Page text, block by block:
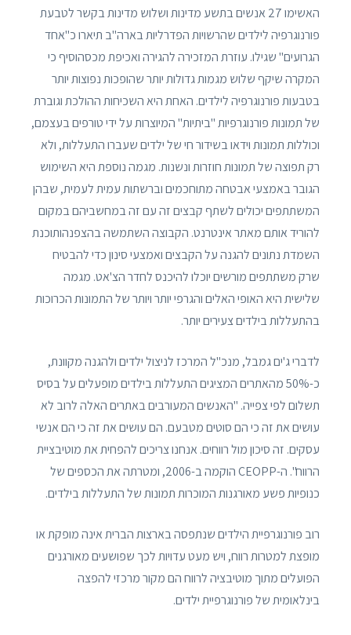
האשימו 27 אנשים בתשע מדינות ושלוש מדינות בקשר לטבעת
פורנוגרפיה לילדים שהרשויות הפדרליות בארה"ב תיארו כ"אחד
הגרועים" שגילו. עוזרת המזכירה להגירה ואכיפת מכסהוסיף כי
המקרה שיקף שלוש מגמות גדולות יותר שהופכות נפוצות יותר
בטבעות פורנוגרפיה לילדים. האחת היא השכיחות ההולכת וגוברת
של תמונות פורנוגרפיות "ביתיות" המיוצרות על ידי טורפים בעצמם,
וכוללות תמונות וידאו בשידור חי של ילדים שעברו התעללות, ולא
רק תפוצה של תמונות חוזרות ונשנות. מגמה נוספת היא השימוש
הגובר באמצעי אבטחה מתוחכמים וברשתות עמית לעמית, שבהן
המשתתפים יכולים לשתף קבצים זה עם זה במחשביהם במקום
להוריד אותם מאתר אינטרנט. הקבוצה השתמשה בהצפנהותוכנת
השמדת נתונים להגנה על הקבצים ואמצעי סינון כדי להבטיח
שרק משתתפים מורשים יוכלו להיכנס לחדר הצ'אט. מגמה
שלישית היא האופי האלים והגרפי יותר ויותר של התמונות הכרוכות
בהתעללות בילדים צעירים יותר.
לדברי ג'ים גמבל, מנכ"ל המרכז לניצול ילדים ולהגנה מקוונת,
כ-50% מהאתרים המציגים התעללות בילדים מופעלים על בסיס
תשלום לפי צפייה. "האנשים המעורבים באתרים האלה לרוב לא
עושים את זה כי הם סוטים מטבעם. הם עושים את זה כי הם אנשי
עסקים. זה סיכון מול רווחים. אנחנו צריכים להפחית את מוטיבציית
הרווח". ה-CEOPP הוקמה ב-2006, ומטרתה את הכספים של
כנופיות פשע מאורגנות המוכרות תמונות של התעללות בילדים.
רוב פורנוגרפיית הילדים שנתפסה בארצות הברית אינה מופקת או
מופצת למטרות רווח, ויש מעט עדויות לכך שפושעים מאורגנים
הפועלים מתוך מוטיבציה לרווח הם מקור מרכזי להפצה
בינלאומית של פורנוגרפיית ילדים.